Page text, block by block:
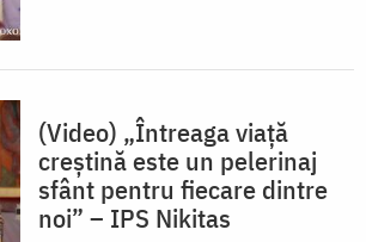
(Video) „Întreaga viață
creștină este un pelerinaj
sfânt pentru fiecare dintre
noi” – IPS Nikitas